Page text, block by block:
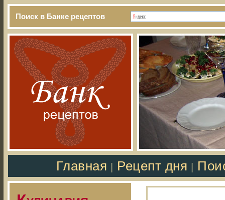
Поиск в Банке рецептов
Главная Рецепт дня